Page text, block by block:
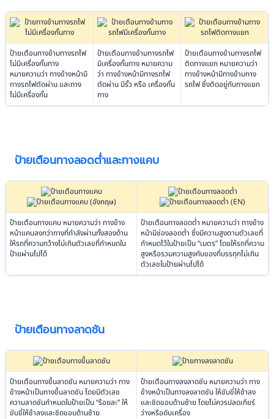
ป้ายเตือนทางข้ามทางรถไฟ
ไม่มีเครื่องกั้นทาง
หมายความว่า ทางข้างหน้ามี
ทางรถไฟตัดผ่าน และทาง
ไม่มีเครื่องกั้น
ป้ายเตือนทางข้ามทางรถไฟ
มีเครื่องกั้นทาง หมายความ
ว่า ทางข้างหน้ามีทางรถไฟ
ตัดผ่าน มีรั้ว หรือ เครื่องกั้น
ทาง
ป้ายเตือนทางข้ามทางรถไฟ
ติดทางแยก หมายความว่า
ทางข้างหน้ามีทางข้ามทาง
รถไฟ ซึ่งติดอยู่กับทางแยก
ป้ายเตือนทางลอดต่ำและทางแคบ
ป้ายเตือนทางแคบ หมายความว่า ทางข้าง
หน้าแคบลงกว่าทางที่กำลังผ่านทั้งสองด้าน
ให้รถที่ความกว้างไม่เกินตัวเลขที่กำหนดใน
ป้ายผ่านไปได้
ป้ายเตือนทางลอดต่ำ หมายความว่า ทางข้าง
หน้ามีช่องลอดต่ำ ซึ่งมีความสูงตามตัวเลขที่
กำหนดไว้ในป้ายเป็น “เมตร” โดยให้รถที่ความ
สูงหรือรวมความสูงกับของที่บรรทุกไม่เกิน
ตัวเลขในป้ายผ่านไปได้
ป้ายเตือนทางลาดชัน
ป้ายเตือนทางขึ้นลาดชัน หมายความว่า ทาง
ข้างหน้าเป็นทางขึ้นลาดชัน โดยมีตัวเลข
ความลาดชันกำหนดในป้ายเป็น “ร้อยละ” ให้
ขับขี่ให้ช้าลงและชิดขอบด้านซ้าย
ป้ายเตือนทางลงลาดชัน หมายความว่า ทาง
ข้างหน้าเป็นทางลงลาดชัน ให้ขับขี่ให้ช้าลง
และชิดขอบด้านซ้าย โดยไม่ควรปลดเกียร์
ว่างหรือดับเครื่อง